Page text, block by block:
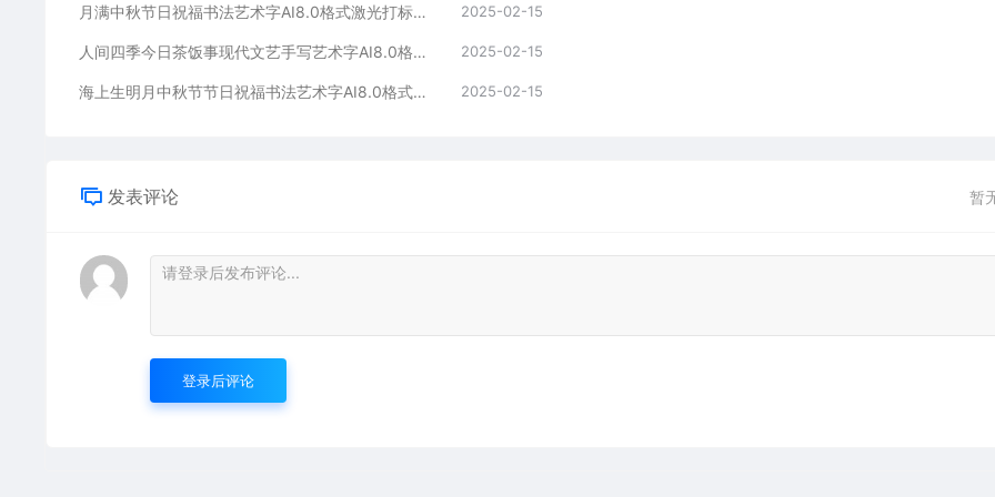
月满中秋节日祝福书法艺术字AI8.0格式激光打标文件通用矢量图 2025-02-15
人间四季今日茶饭事现代文艺手写艺术字AI8.0格式激光打标文件通用矢量图 2025-02-15
海上生明月中秋节节日祝福书法艺术字AI8.0格式激光打标文件通用矢量图 2025-02-15
发表评论 暂
登录后评论